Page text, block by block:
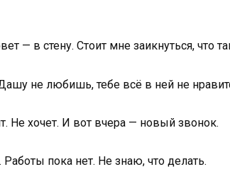
— в стену. Стоит мне заикнуться, что
не любишь, тебе всё в ней не
Не хочет. И вот вчера — новый звонок.
пока нет. Не знаю, что делать.